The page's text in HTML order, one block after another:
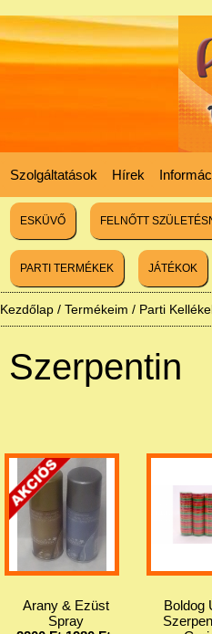
Szolgáltatások Hírek
ESKÜVŐ FELNŐTT
PARTI TERMÉKEK JÁTÉKOK
Kezdőlap / Termékeim / Parti
Szerpentin
Arany & Ezüst
Spray
Boldog